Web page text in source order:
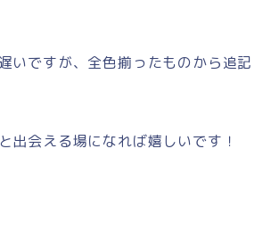
いですが、全色揃ったものから追記
出会える場になれば嬉しいです！